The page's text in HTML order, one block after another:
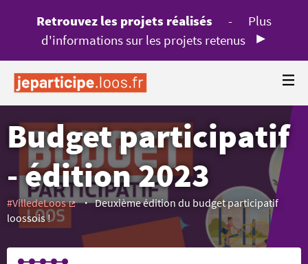
Retrouvez les projets réalisés -
Plus
d'informations sur les projets retenus
Budget participatif
- édition 2023
#VilledeLoos
Deuxième édition du budget participatif
loossois !